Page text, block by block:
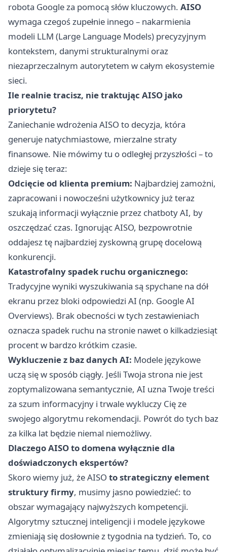
robota Google za pomocą słów kluczowych. AISO
wymaga czegoś zupełnie innego – nakarmienia
modeli LLM (Large Language Models) precyzyjnym
kontekstem, danymi strukturalnymi oraz
niezaprzeczalnym autorytetem w całym ekosystemie
sieci.
Ile realnie tracisz, nie traktując AISO jako
priorytetu?
Zaniechanie wdrożenia AISO to decyzja, która
generuje natychmiastowe, mierzalne straty
finansowe. Nie mówimy tu o odległej przyszłości – to
dzieje się teraz:
Odcięcie od klienta premium: Najbardziej zamożni,
zapracowani i nowocześni użytkownicy już teraz
szukają informacji wyłącznie przez chatboty AI, by
oszczędzać czas. Ignorując AISO, bezpowrotnie
oddajesz tę najbardziej zyskowną grupę docelową
konkurencji.
Katastrofalny spadek ruchu organicznego:
Tradycyjne wyniki wyszukiwania są spychane na dół
ekranu przez bloki odpowiedzi AI (np. Google AI
Overviews). Brak obecności w tych zestawieniach
oznacza spadek ruchu na stronie nawet o kilkadziesiąt
procent w bardzo krótkim czasie.
Wykluczenie z baz danych AI: Modele językowe
uczą się w sposób ciągły. Jeśli Twoja strona nie jest
zoptymalizowana semantycznie, AI uzna Twoje treści
za szum informacyjny i trwale wykluczy Cię ze
swojego algorytmu rekomendacji. Powrót do tych baz
za kilka lat będzie niemal niemożliwy.
Dlaczego AISO to domena wyłącznie dla
doświadczonych ekspertów?
Skoro wiemy już, żeAISO to strategiczny element
struktury firmy, musimy jasno powiedzieć: to
obszar wymagający najwyższych kompetencji.
Algorytmy sztucznej inteligencji i modele językowe
zmieniają się dosłownie z tygodnia na tydzień. To, co